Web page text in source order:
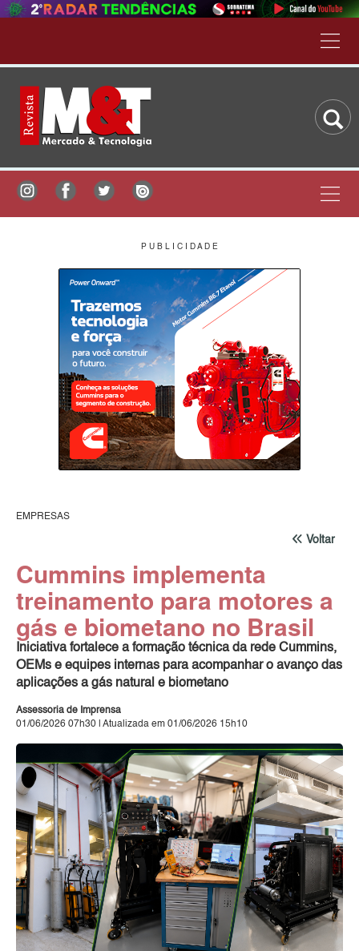
P U B L I C I D A D E
EMPRESAS
Voltar
Cummins implementa
treinamento para motores a
gás e biometano no Brasil
Iniciativa fortalece a formação técnica da rede Cummins,
OEMs e equipes internas para acompanhar o avanço das
aplicações a gás natural e biometano
Assessoria de Imprensa
01/06/2026 07h30 | Atualizada em 01/06/2026 15h10